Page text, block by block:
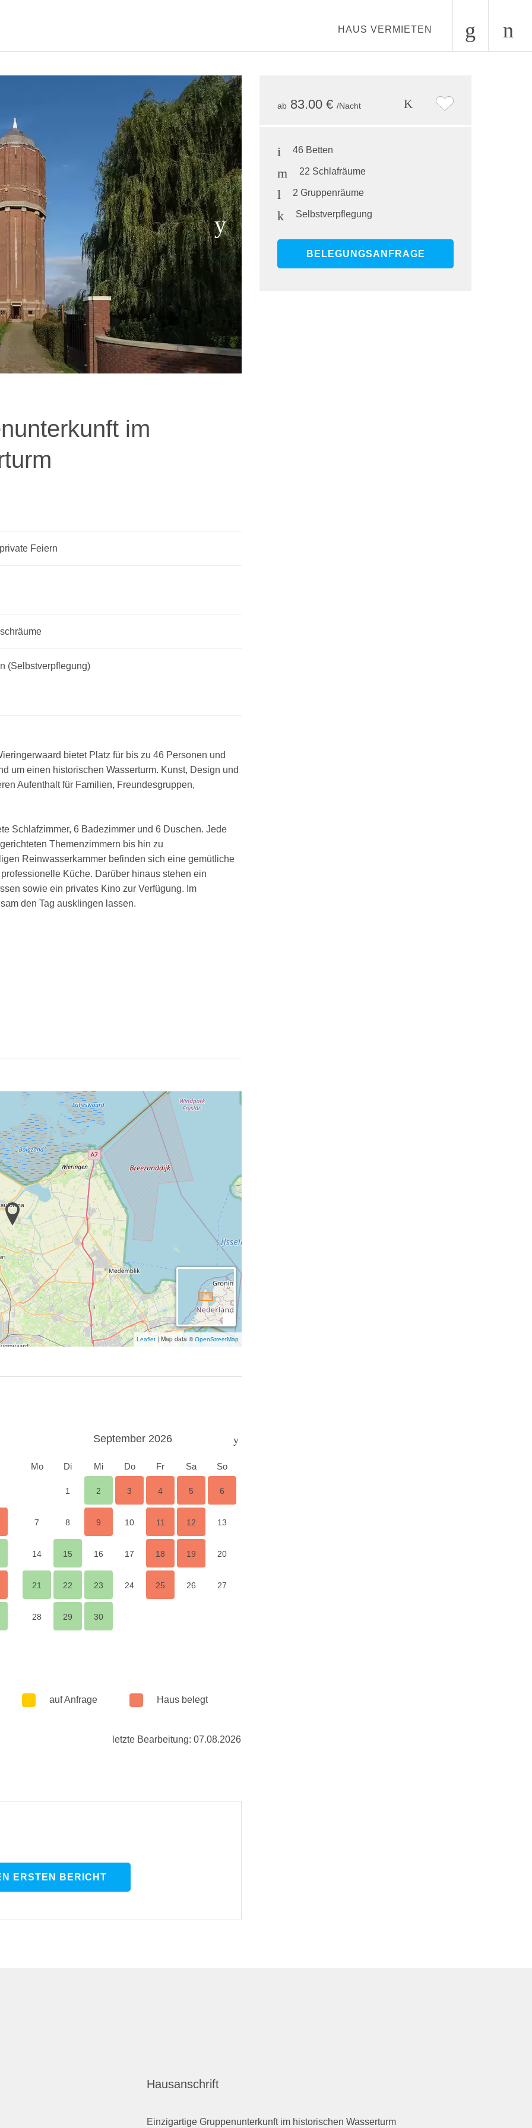
HAUS VERMIETEN
im
Feiern
(Selbstverpflegung)
bietet Platz für bis zu 46 Personen und
um einen historischen Wasserturm. Kunst, Design und
Aufenthalt für Familien, Freundesgruppen,
Schlafzimmer, 6 Badezimmer und 6 Duschen. Jede
Themenzimmern bis hin zu
Reinwasserkammer befinden sich eine gemütliche
Küche. Darüber hinaus stehen ein
sowie ein privates Kino zur Verfügung. Im
den Tag ausklingen lassen.
unweit der Nordseeküste und des
für Wanderungen und Radtouren durch die weiten
Wasserturm bis in 55 Meter Höhe
abseilen. Außerdem sind Ausflüge zum Strand, in das
Hoenderdaell oder auf die Insel Texel problemlos
sich ebenso für Familien- und Freundesgruppen wie
Veranstaltungen
niederlande/nordholland/wieringerwaard/wie-
Leaflet | Map data ©OpenStreetMap
September 2026
Mo Di Mi Do Fr Sa So
1 2 3 4 5 6
7 8 9 10 11 12 13
14 15 16 17 18 19 20
21 22 23 24 25 26 27
28 29 30
auf Anfrage Haus belegt
letzte Bearbeitung: 07.08.2026
ERSTEN BERICHT
ab 83.00 €/Nacht
46 Betten
22 Schlafräume
2 Gruppenräume
Selbstverpflegung
BELEGUNGSANFRAGE
Hausanschrift
Einzigartige Gruppenunterkunft im historischen Wasserturm